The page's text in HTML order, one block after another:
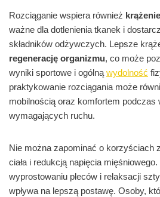
Rozciąganie wspiera również
ważne dla dotlenienia tkanek i
składników odżywczych. Lepsze
regenerację organizmu, co może
wyniki sportowe i ogólną wydolność
praktykowanie rozciągania może
mobilnością oraz komfortem podczas
wymagających ruchu.
Nie można zapominać o korzyściach
ciała i redukcją napięcia
wyprostowaniu pleców i relaksacji
wpływa na lepszą postawę. Osoby,